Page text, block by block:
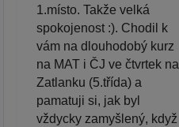
1.místo. Takže velká
spokojenost :). Chodil k
vám na dlouhodobý kurz
na MAT i ČJ ve čtvrtek na
Zatlanku (5.třída) a
pamatuji si, jak byl
vždycky zamyšlený, když